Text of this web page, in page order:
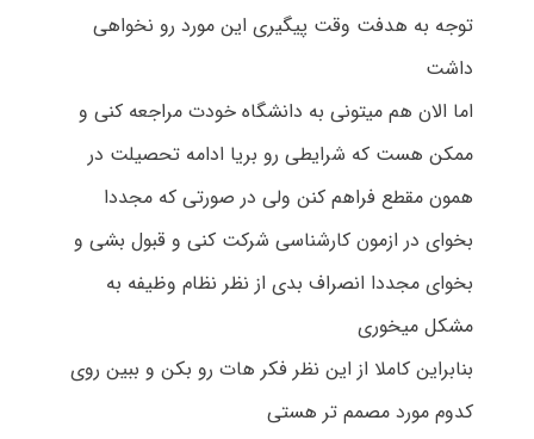
توجه به هدفت وقت پیگیری این مورد رو نخواهی
داشت
اما الان هم میتونی به دانشگاه خودت مراجعه کنی و
ممکن هست که شرایطی رو بریا ادامه تحصیلت در
همون مقطع فراهم کنن ولی در صورتی که مجددا
بخوای در ازمون کارشناسی شرکت کنی و قبول بشی و
بخوای مجددا انصراف بدی از نظر نظام وظیفه به
مشکل میخوری
بنابراین کاملا از این نظر فکر هات رو بکن و ببین روی
کدوم مورد مصمم تر هستی